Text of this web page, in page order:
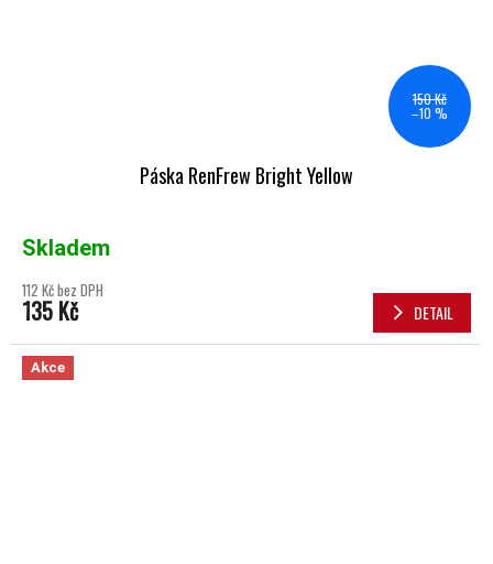
150 Kč
–10 %
Páska RenFrew Bright Yellow
Skladem
112 Kč bez DPH
135 Kč DETAIL
Akce